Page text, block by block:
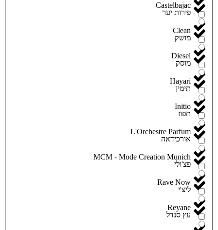
Castelbajac
Clean
Diesel
Hayari
Initio
L'Orchestre Parfum
MCM - Mode Creation Munich
Rave Now
Reyane
פירות יער
מושק
מוסק
תימין
תפוז
אורכידאה
פצ'ולי
ליצ'י
עץ סנדל